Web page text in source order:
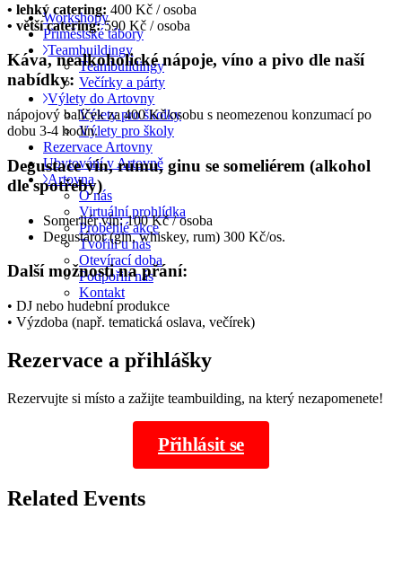
Workshopy
Příměstské tábory
Teambuildingy
Teambuildingy
Večírky a párty
Výlety do Artovny
Výlety pro školky
Výlety pro školy
Rezervace Artovny
Ubytování v Artovně
Artovna
O nás
Virtuální prohlídka
Proběhlé akce
Tvořili u nás
Otevírací doba
Podpořili nás
Kontakt
• lehký catering: 400 Kč / osoba
• větší catering:590 Kč / osoba
Káva, nealkoholické nápoje, víno a pivo dle naší
nabídky:
nápojový balíček za 400 Kč/osobu s neomezenou konzumací po
dobu 3-4 hodin.
Degustace vín, rumu, ginu se someliérem (alkohol
dle spotřeby)
Somerliér vín: 100 Kč / osoba
Degustáror (gin, whiskey, rum) 300 Kč/os.
Další možnosti na přání:
• DJ nebo hudební produkce
• Výzdoba (např. tematická oslava, večírek)
Rezervace a přihlášky
Rezervujte si místo a zažijte teambuilding, na který nezapomenete!
Přihlásit se
Related Events